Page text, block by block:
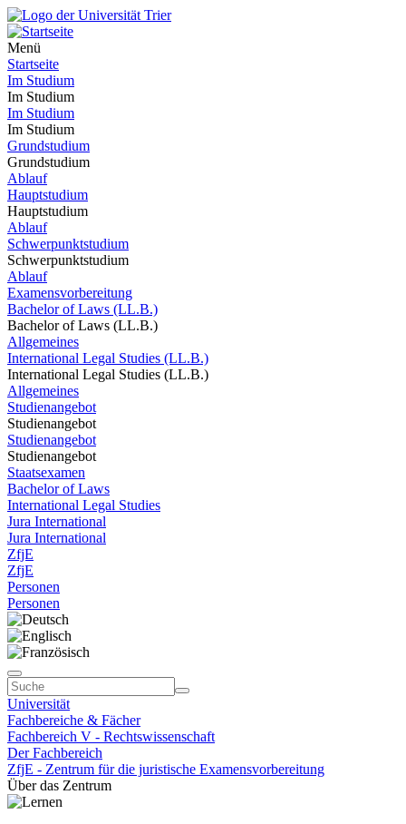
Menü
Startseite
Im Studium
Im Studium
Im Studium
Im Studium
Grundstudium
Grundstudium
Ablauf
Hauptstudium
Hauptstudium
Ablauf
Schwerpunktstudium
Schwerpunktstudium
Ablauf
Examensvorbereitung
Bachelor of Laws (LL.B.)
Bachelor of Laws (LL.B.)
Allgemeines
International Legal Studies (LL.B.)
International Legal Studies (LL.B.)
Allgemeines
Studienangebot
Studienangebot
Studienangebot
Studienangebot
Staatsexamen
Bachelor of Laws
International Legal Studies
Jura International
Jura International
ZfjE
ZfjE
Personen
Personen
Universität
Fachbereiche & Fächer
Fachbereich V - Rechtswissenschaft
Der Fachbereich
ZfjE - Zentrum für die juristische Examensvorbereitung
Über das Zentrum